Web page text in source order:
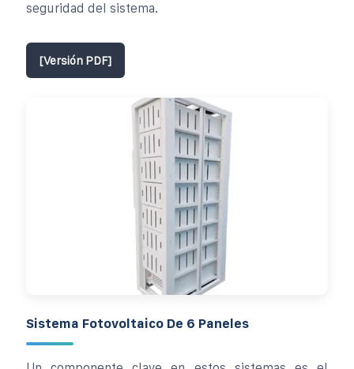
seguridad del sistema.
[Versión PDF]
Sistema Fotovoltaico De 6 Paneles